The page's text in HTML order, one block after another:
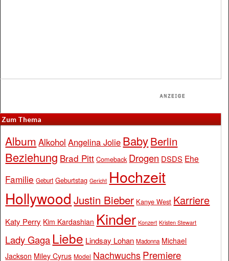
Zum Thema
Album Alkohol Angelina Jolie BabyBerlin
Beziehung Brad Pitt Comeback Drogen DSDS Ehe
Familie Geburt Geburtstag Gericht Hochzeit
Hollywood Justin Bieber Kanye West Karriere
Katy Perry Kim Kardashian Kinder Konzert Kristen Stewart
Lady Gaga Liebe Lindsay Lohan Madonna Michael
Jackson Miley Cyrus Model Nachwuchs Premiere